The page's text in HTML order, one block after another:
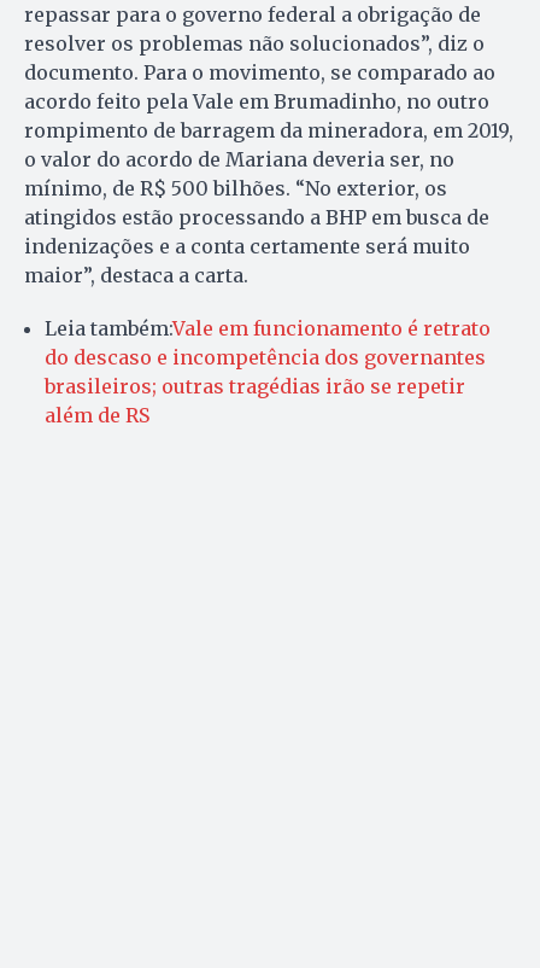
repassar para o governo federal a obrigação de
resolver os problemas não solucionados”, diz o
documento. Para o movimento, se comparado ao
acordo feito pela Vale em Brumadinho, no outro
rompimento de barragem da mineradora, em 2019,
o valor do acordo de Mariana deveria ser, no
mínimo, de R$ 500 bilhões. “No exterior, os
atingidos estão processando a BHP em busca de
indenizações e a conta certamente será muito
maior”, destaca a carta.
Leia também:Vale em funcionamento é retrato
do descaso e incompetência dos governantes
brasileiros; outras tragédias irão se repetir
além de RS